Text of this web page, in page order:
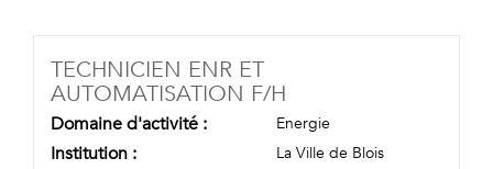
TECHNICIEN ENR ET
AUTOMATISATION F/H
Domaine d'activité : Energie
Institution : La Ville de Blois